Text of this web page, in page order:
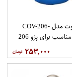
کاور ریموت مدل COV-206-
۲۵۳,۰۰۰